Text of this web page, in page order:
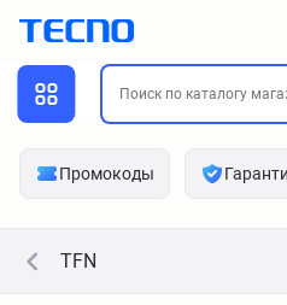
Промокоды
TFN